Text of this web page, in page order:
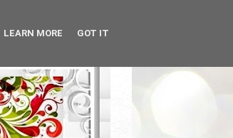
LEARN MORE GOT IT